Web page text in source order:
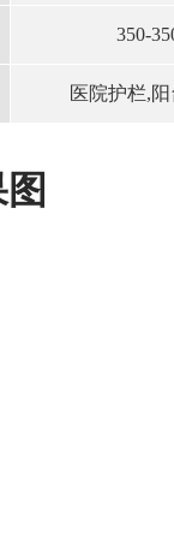
350-
医院护栏,